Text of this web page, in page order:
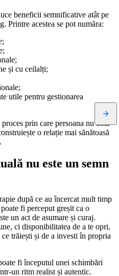
beneficii semnificative atât pe
Printre acestea se pot număra:
și cu ceilalți;
utile pentru gestionarea
prin care persoana nu doar
o relație mai sănătoasă
nu este un semn
după ce au încercat mult timp
fi perceput greșit ca o
un act de asumare și curaj.
ci disponibilitatea de a te opri,
trăiești și de a investi în propria
fi începutul unei schimbări
un ritm realist și autentic.